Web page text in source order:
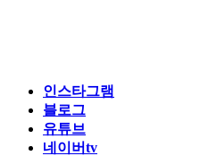
인스타그램
블로그
유튜브
네이버tv